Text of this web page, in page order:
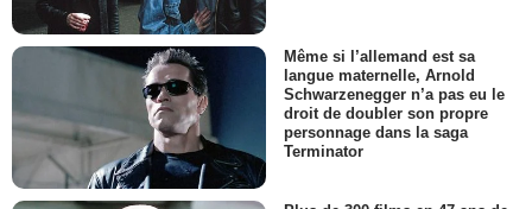
Même si l’allemand est sa
langue maternelle, Arnold
Schwarzenegger n’a pas eu le
droit de doubler son propre
personnage dans la saga
Terminator